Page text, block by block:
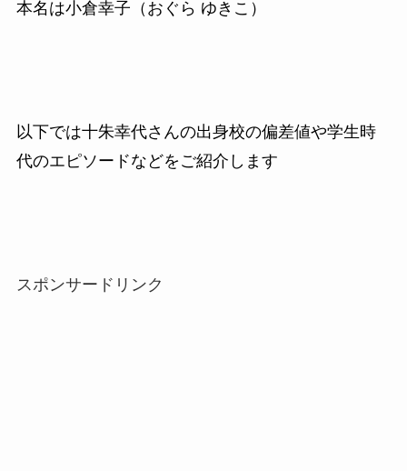
本名は小倉幸子（おぐら ゆきこ）
以下では十朱幸代さんの出身校の偏差値や学生時
代のエピソードなどをご紹介します
スポンサードリンク